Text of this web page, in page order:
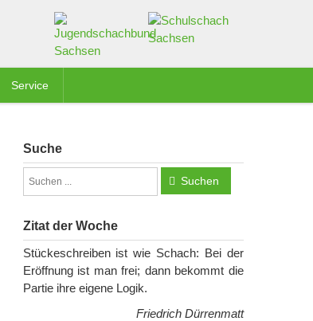
Service
Suche
Suchen
Zitat der Woche
Stückeschreiben ist wie Schach: Bei der
Eröffnung ist man frei; dann bekommt die
Partie ihre eigene Logik.
Friedrich Dürrenmatt